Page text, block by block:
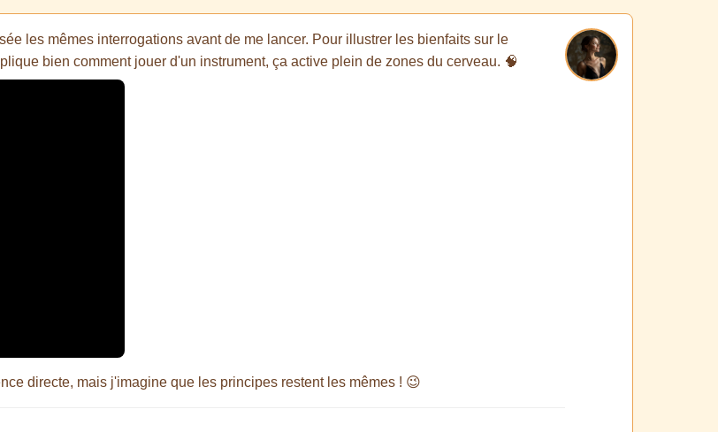
les mêmes interrogations avant de me lancer. Pour illustrer les bienfaits sur le
bien comment jouer d'un instrument, ça active plein de zones du cerveau. 🧠
directe, mais j'imagine que les principes restent les mêmes ! 😉